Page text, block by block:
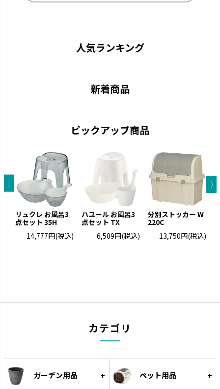
疲れをやわらげてくれるセルフ
ケアアイテムです。
進化するキッチンに合わせて使
いやすさを実現しました。
ラクール
人気ランキング
新着商品
ピックアップ商品
リュクレ お風呂3
点セット 35H
14,777円(税込)
ハユール お風呂3
点セット TX
6,509円(税込)
分別ストッカー W
220C
13,750円(税込)
カテゴリ
ガーデン用品 ペット用品